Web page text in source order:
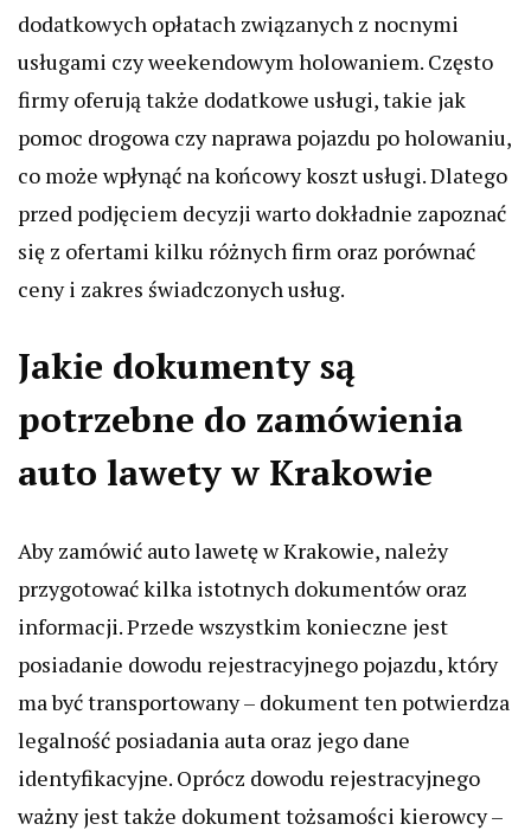
dodatkowych opłatach związanych z nocnymi
usługami czy weekendowym holowaniem. Często
firmy oferują także dodatkowe usługi, takie jak
pomoc drogowa czy naprawa pojazdu po holowaniu,
co może wpłynąć na końcowy koszt usługi. Dlatego
przed podjęciem decyzji warto dokładnie zapoznać
się z ofertami kilku różnych firm oraz porównać
ceny i zakres świadczonych usług.
Jakie dokumenty są
potrzebne do zamówienia
auto lawety w Krakowie
Aby zamówić auto lawetę w Krakowie, należy
przygotować kilka istotnych dokumentów oraz
informacji. Przede wszystkim konieczne jest
posiadanie dowodu rejestracyjnego pojazdu, który
ma być transportowany – dokument ten potwierdza
legalność posiadania auta oraz jego dane
identyfikacyjne. Oprócz dowodu rejestracyjnego
ważny jest także dokument tożsamości kierowcy –